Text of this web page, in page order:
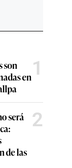
son
en1
será
de las
2